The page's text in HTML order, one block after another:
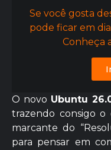
Se você gosta
pode ficar em
Conheça
O novo Ubuntu
trazendo consigo o
marcante do
para pensar em